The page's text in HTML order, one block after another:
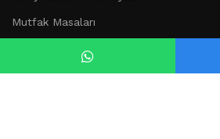
Mutfak Masaları